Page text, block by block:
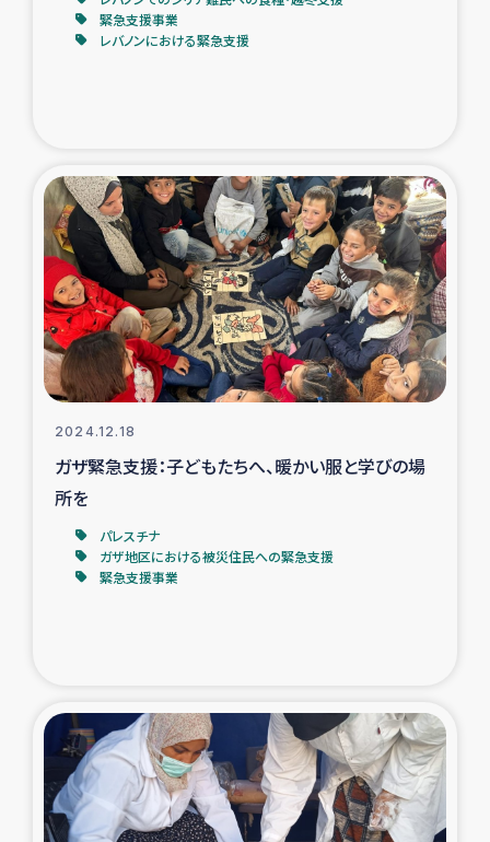
トルコ・シリア地震被災者支援
アイナロ県マウベシ郡でのコーヒー畑改善事業
ベイルート大規模爆発被災者支援
女性の生計向上支援
アグロフォレストリー（カカオ）事業
緊急支援事業
レバノンにおける緊急支援
2024.12.18
ガザ緊急支援：子どもたちへ、暖かい服と学びの場
所を
パレスチナ
ガザ地区における被災住民への緊急支援
緊急支援事業